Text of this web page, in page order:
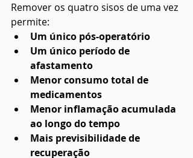
Remover os quatro sisos de uma vez
permite:
Um único pós-operatório
Um único período de
afastamento
Menor consumo total de
medicamentos
Menor inflamação acumulada
ao longo do tempo
Mais previsibilidade de
recuperação